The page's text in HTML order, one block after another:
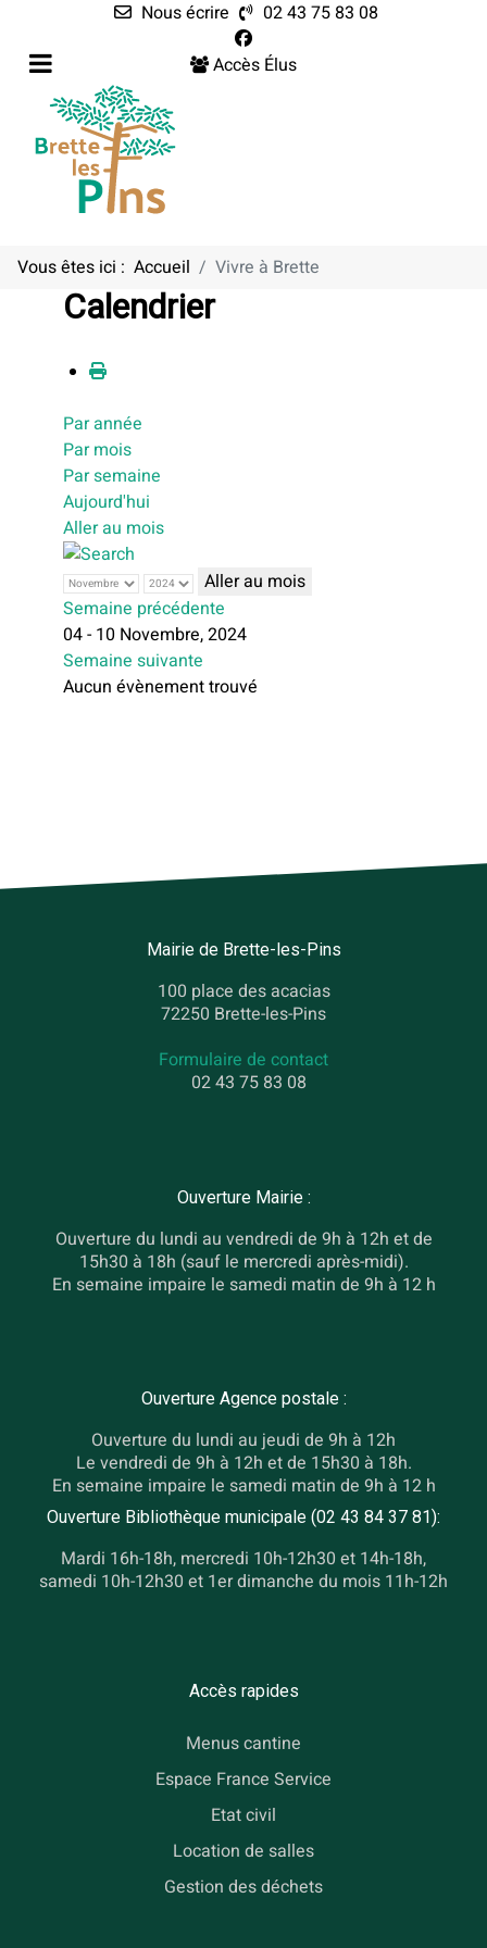
Nous écrire
02 43 75 83 08
Accès Élus
Vous êtes ici : Accueil Vivre à Brette
Calendrier
Par année
Par mois
Par semaine
Aujourd'hui
Aller au mois
Aller au mois
Semaine précédente
04 - 10 Novembre, 2024
Semaine suivante
Aucun évènement trouvé
Mairie de Brette-les-Pins
100 place des acacias
72250 Brette-les-Pins
Formulaire de contact
02 43 75 83 08
Ouverture Mairie :
Ouverture du lundi au vendredi de 9h à 12h et de
15h30 à 18h (sauf le mercredi après-midi).
En semaine impaire le samedi matin de 9h à 12 h
Ouverture Agence postale :
Ouverture du lundi au jeudi de 9h à 12h
Le vendredi de 9h à 12h et de 15h30 à 18h.
En semaine impaire le samedi matin de 9h à 12 h
Ouverture Bibliothèque municipale (02 43 84 37 81):
Mardi 16h-18h, mercredi 10h-12h30 et 14h-18h,
samedi 10h-12h30 et 1er dimanche du mois 11h-12h
Accès rapides
Menus cantine
Espace France Service
Etat civil
Location de salles
Gestion des déchets